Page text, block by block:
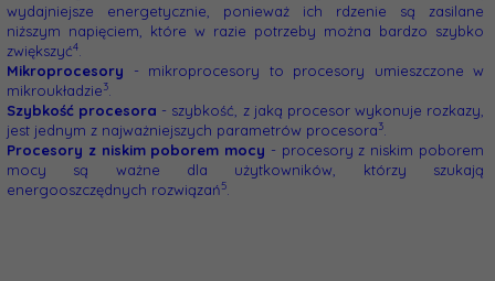
wydajniejsze energetycznie, ponieważ ich rdzenie są zasilane
niższym napięciem, które w razie potrzeby można bardzo szybko
zwiększyć4.
Mikroprocesory - mikroprocesory to procesory umieszczone w
mikroukładzie3.
Szybkość procesora - szybkość, z jaką procesor wykonuje rozkazy,
jest jednym z najważniejszych parametrów procesora3.
Procesory z niskim poborem mocy - procesory z niskim poborem
mocy są ważne dla użytkowników, którzy szukają
energooszczędnych rozwiązań5.